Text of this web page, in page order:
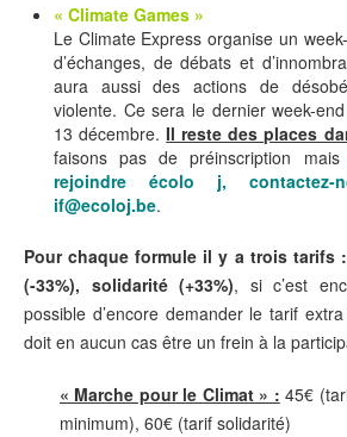
« Climate Games »
Le Climate Express organise un
d’échanges, de débats et
aura aussi des actions de
violente. Ce sera le dernier week-
13 décembre.Il reste des places
faisons pas de préinscription mais
rejoindre écolo j,
if@ecoloj.be.
Pour chaque formule il y a trois tarifs
(-33%), solidarité (+33%), si c’est
possible d’encore demander le tarif
doit en aucun cas être un frein à la
« Marche pour le Climat » : 45€
minimum), 60€ (tarif solidarité)